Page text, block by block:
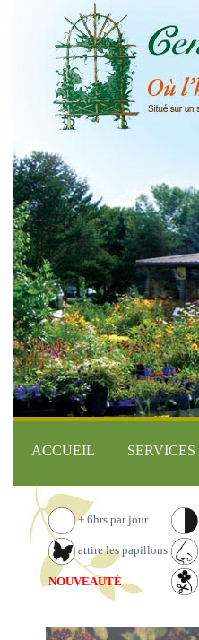
ACCUEIL SERVICES
+ 6hrs par jour
attire les papillons
NOUVEAUTÉ